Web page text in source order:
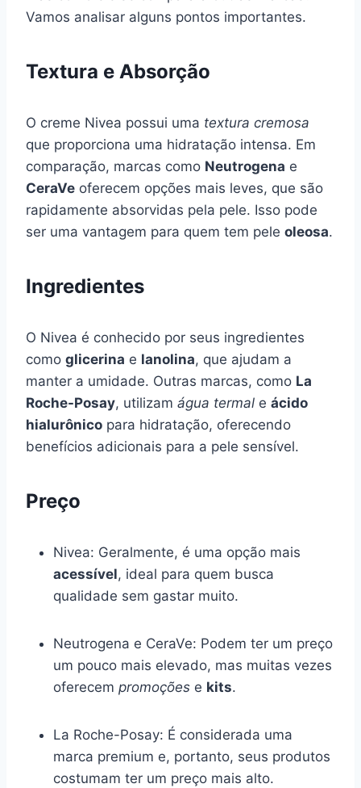
Vamos analisar alguns pontos importantes.
Textura e Absorção
O creme Nivea possui uma textura cremosa
que proporciona uma hidratação intensa. Em
comparação, marcas como Neutrogena e
CeraVe oferecem opções mais leves, que são
rapidamente absorvidas pela pele. Isso pode
ser uma vantagem para quem tem pele oleosa.
Ingredientes
O Nivea é conhecido por seus ingredientes
como glicerina e lanolina, que ajudam a
manter a umidade. Outras marcas, como La
Roche-Posay, utilizam água termal e ácido
hialurônico para hidratação, oferecendo
benefícios adicionais para a pele sensível.
Preço
Nivea: Geralmente, é uma opção mais
acessível, ideal para quem busca
qualidade sem gastar muito.
Neutrogena e CeraVe: Podem ter um preço
um pouco mais elevado, mas muitas vezes
oferecem promoções e kits.
La Roche-Posay: É considerada uma
marca premium e, portanto, seus produtos
costumam ter um preço mais alto.